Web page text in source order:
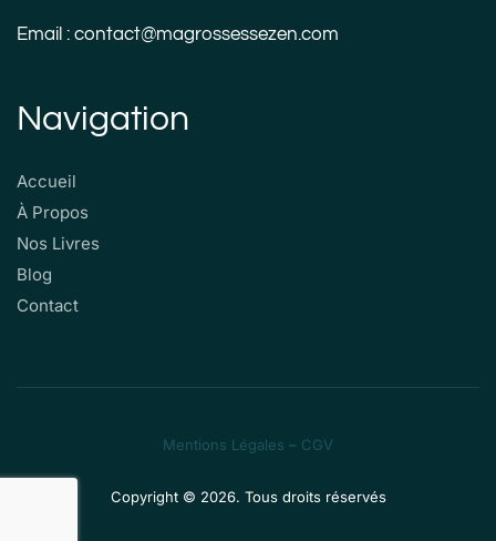
Email : contact@magrossessezen.com
Navigation
Accueil
À Propos
Nos Livres
Blog
Contact
Mentions Légales – CGV
Copyright © 2026. Tous droits réservés